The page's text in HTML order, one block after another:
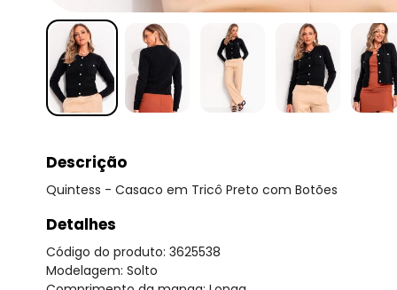
Descrição
Quintess - Casaco em Tricô Preto com Botões
Detalhes
Código do produto: 3625538
Modelagem: Solto